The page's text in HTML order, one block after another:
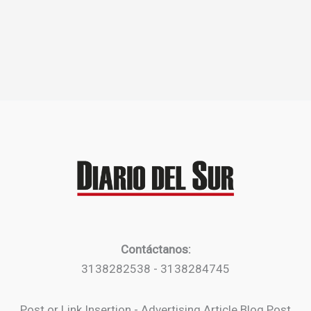
Contáctanos:
3138282538 - 3138284745